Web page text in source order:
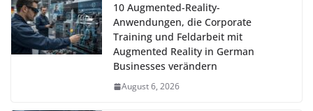
10 Augmented-Reality-
Anwendungen, die Corporate
Training und Feldarbeit mit
Augmented Reality in German
Businesses verändern
August 6, 2026